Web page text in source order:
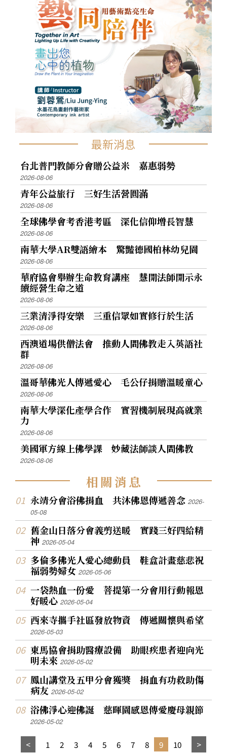
最新消息
台北普門教師分會贈公益米 嘉惠弱勢
2026-08-06
青年公益旅行 三好生活營圓滿
2026-08-06
全球佛學會考香港考區 深化信仰增長智慧
2026-08-06
南華大學AR雙語繪本 驚豔德國柏林幼兒園
2026-08-06
華府協會舉辦生命教育講座 慧開法師開示永
續經營生命之道
2026-08-06
三業清淨得安樂 三重信眾如實修行於生活
2026-08-06
西澳道場供僧法會 推動人間佛教走入英語社
群
2026-08-06
溫哥華佛光人傳遞愛心 毛公仔捐贈溫暖童心
2026-08-06
南華大學深化產學合作 實習機制展現高就業
力
2026-08-06
美國軍方線上佛學課 妙藏法師談人間佛教
2026-08-06
相關消息
永靖分會浴佛捐血 共沐佛恩傳遞善念2026-
05-08
舊金山日落分會義剪送暖 實踐三好四給精
神2026-05-04
多倫多佛光人愛心總動員 鞋盒計畫慈悲祝
福弱勢婦女2026-05-06
一袋熱血一份愛 菩提第一分會用行動報恩
好暖心2026-05-04
西來寺攜手社區發放物資 傳遞關懷與希望
2026-05-03
東馬協會捐助醫療設備 助眼疾患者迎向光
明未來2026-05-02
鳳山講堂及五甲分會獲獎 捐血有功救助傷
病友2026-05-02
浴佛淨心迎佛誕 慈暉園感恩傳愛慶母親節
2026-05-02
1 2 3 4 5 6 7 8 9 10